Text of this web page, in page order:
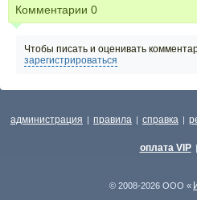
Комментарии 0
Чтобы писать и оценивать
зарегистрироваться
администрация | правила | справка |
оплата VIP |
© 2008-2026 ООО «